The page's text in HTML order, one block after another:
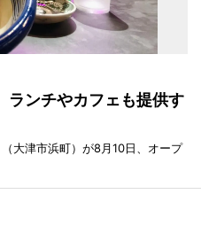
ンチやカフェも提供す
大津市浜町）が8月10日、オープ